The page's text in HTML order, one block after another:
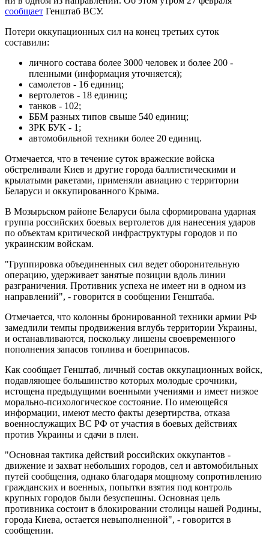
сообщает Генштаб ВСУ.
Потери оккупационных сил на конец третьих суток
составили:
личного состава более 3000 человек и более 200 -
пленными (информация уточняется);
самолетов - 16 единиц;
вертолетов - 18 единиц;
танков - 102;
ББМ разных типов свыше 540 единиц;
ЗРК БУК - 1;
автомобильной техники более 20 единиц.
Отмечается, что в течение суток вражеские войска
обстреливали Киев и другие города баллистическими и
крылатыми ракетами, применяли авиацию с территории
Беларуси и оккупированного Крыма.
В Мозырьском районе Беларуси была сформирована ударная
группа российских боевых вертолетов для нанесения ударов
по объектам критической инфраструктуры городов и по
украинским войскам.
"Группировка объединенных сил ведет оборонительную
операцию, удерживает занятые позиции вдоль линии
разграничения. Противник успеха не имеет ни в одном из
направлений", - говорится в сообщении Генштаба.
Отмечается, что колонны бронированной техники армии РФ
замедлили темпы продвижения вглубь территории Украины,
и останавливаются, поскольку лишены своевременного
пополнения запасов топлива и боеприпасов.
Как сообщает Генштаб, личный состав оккупационных войск,
подавляющее большинство которых молодые срочники,
истощена предыдущими военными учениями и имеет низкое
морально-психологическое состояние. По имеющейся
информации, имеют место факты дезертирства, отказа
военнослужащих ВС РФ от участия в боевых действиях
против Украины и сдачи в плен.
"Основная тактика действий российских оккупантов -
движение и захват небольших городов, сел и автомобильных
путей сообщения, однако благодаря мощному сопротивлению
гражданских и военных, попытки взятия под контроль
крупных городов были безуспешны. Основная цель
противника состоит в блокировании столицы нашей Родины,
города Киева, остается невыполненной", - говорится в
сообщении.